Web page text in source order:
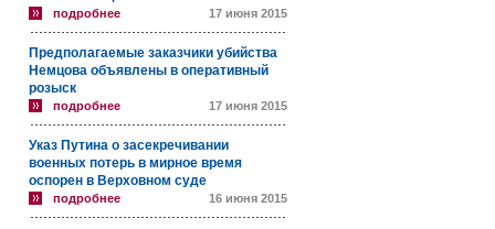
подробнее 17 июня 2015
Предполагаемые заказчики убийства
Немцова объявлены в оперативный
розыск
подробнее 17 июня 2015
Указ Путина о засекречивании
военных потерь в мирное время
оспорен в Верховном суде
подробнее 16 июня 2015